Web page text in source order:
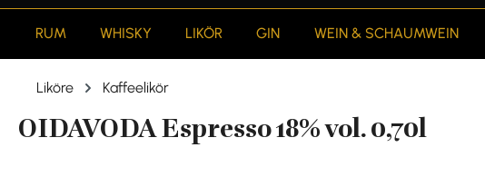
RUM WHISKY LIKÖR GIN WEIN & SCHAUMWEIN
Liköre Kaffeelikör
OIDAVODA Espresso 18% vol. 0,70l